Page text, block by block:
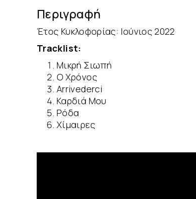
Περιγραφή
Έτος Κυκλοφορίας: Ιούνιος 2022
Tracklist:
Μικρή Σιωπή
Ο Χρόνος
Arrivederci
Καρδιά Μου
Ρόδα
Χίμαιρες